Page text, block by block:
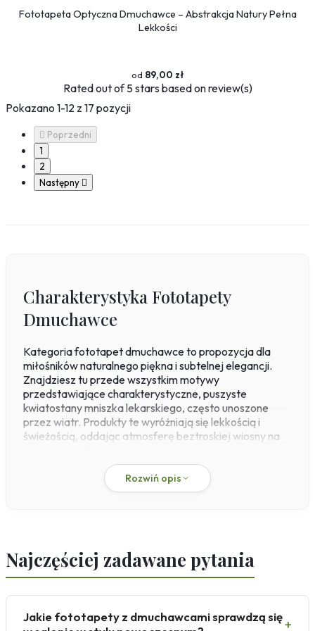
Fototapeta Optyczna Dmuchawce – Abstrakcja Natury Pełna
Lekkości
89,00 zł
Ratedout of 5 stars based onreview(s)
Pokazano 1-12 z 17 pozycji
 Poprzedni
1
2
Następny 
Charakterystyka Fototapety
Dmuchawce
Kategoria fototapet dmuchawce to propozycja dla
miłośników naturalnego piękna i subtelnej elegancji.
Znajdziesz tu przede wszystkim motywy
przedstawiające charakterystyczne, puszyste
kwiatostany mniszka lekarskiego, często unoszone
przez wiatr. Produkty te wyróżniają się lekkością i
świeżością, oddając atmosferę beztroskiej wiosny na
naszej własnej drukarni, gdzie stosujemy wysokiej
jakości druk pigmentowy, co gwarantuje trwałość i
głębię kolorów. Materiałem bazowym jest flizelina o
Fototapety dmuchawce doskonale sprawdzają się w
różnych pomieszczeniach, wprowadzając do wnętrz
i optymizm, a w gabinecie dodadzą świeżości i
Rozwiń opis
Najczęściej zadawane pytania
Jakie fototapety z dmuchawcami sprawdzą się+